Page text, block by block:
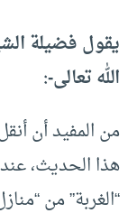
يقول فضيلة
الله تعالى-:
من المفيد أن
هذا الحديث،
“الغربة” من